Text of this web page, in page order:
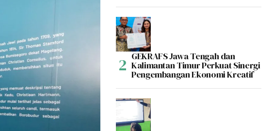
GEKRAFS Jawa Tengah dan
Kalimantan Timur Perkuat Sinergi
Pengembangan Ekonomi Kreatif